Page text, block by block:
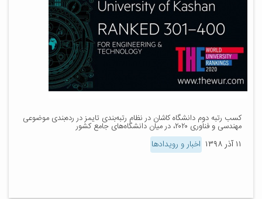
کسب رتبه دوم دانشگاه کاشان در نظام رتبه‌بندی تایمز در رده‌بندی موضوعی
مهندسی و فناوری ۲۰۲۰، در میان دانشگاه‌های جامع کشور
۱۱ آذر ۱۳۹۸ اخبار و رویدادها